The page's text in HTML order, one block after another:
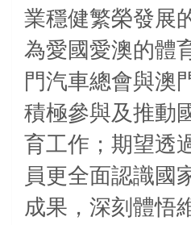
業穩健繁榮發展
為愛國愛澳的體
門汽車總會與澳
積極參與及推動
育工作；期望透
員更全面認識國
成果，深刻體悟